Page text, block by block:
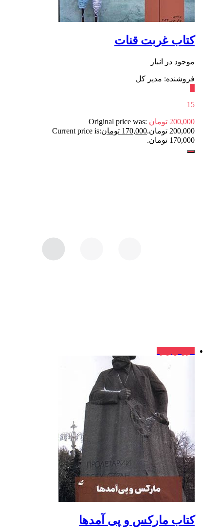
کتاب غربت قنات
موجود در انبار
فروشنده: مدیر کل
15
200,000 تومان Original price was:
200,000 تومان.
170,000 تومانCurrent price is:
170,000 تومان.
کتاب مارکس و پی‌ آمدها